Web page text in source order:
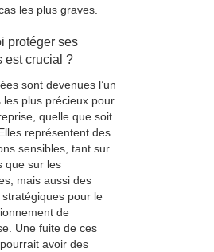
les plus graves.
protéger ses
est crucial ?
sont devenues l’un
les plus précieux pour
quelle que soit
représentent des
sensibles, tant sur
que sur les
mais aussi des
pour le
de
Une fuite de ces
avoir des